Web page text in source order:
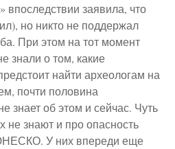
впоследствии заявила, что
но никто не поддержал
При этом на тот момент
знали о том, какие
найти археологам на
почти половина
знает об этом и сейчас. Чуть
знают и про опасность
У них впереди еще